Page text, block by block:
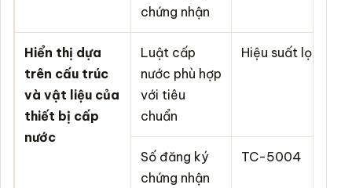
chứng nhận
Hiển thị dựa
trên cấu trúc
và vật liệu của
thiết bị cấp
nước
Luật cấp
nước phù hợp
với tiêu
chuẩn
Hiệu suất lọc
Số đăng ký
chứng nhận
TC-5004